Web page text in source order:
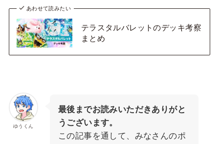
あわせて読みたい
テラスタルバレットのデッキ考察
まとめ
ゆうくん
最後までお読みいただきありがと
うございます。
この記事を通して、みなさんのポ